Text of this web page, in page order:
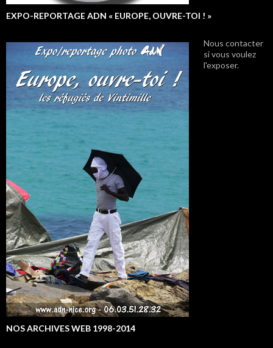
EXPO-REPORTAGE ADN « EUROPE, OUVRE-TOI ! »
Nous contacter
si vous voulez
l'exposer.
NOS ARCHIVES WEB 1998-2014